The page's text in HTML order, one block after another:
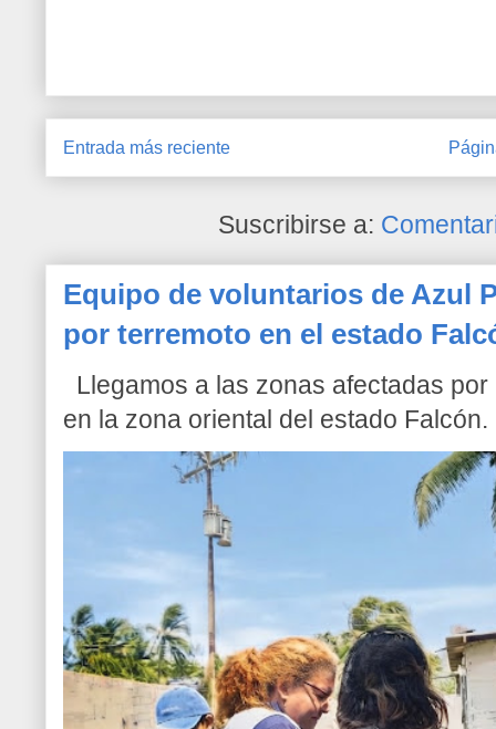
Entrada más reciente
Suscribirse a:
Equipo de voluntarios de Azul
por terremoto en el estado
Llegamos a las zonas afectadas
en la zona oriental del estado